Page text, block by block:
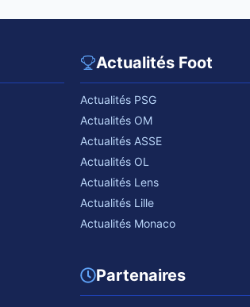
Actualités Foot
Actualités PSG
Actualités OM
Actualités ASSE
Actualités OL
Actualités Lens
Actualités Lille
Actualités Monaco
Partenaires